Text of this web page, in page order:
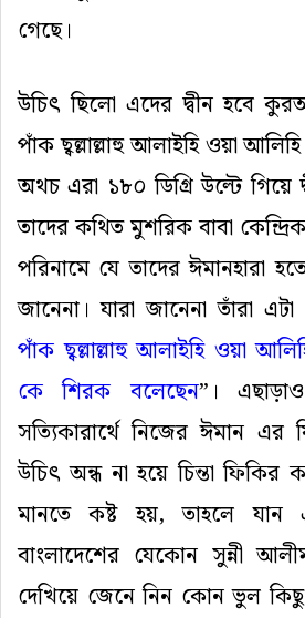
গেছে।
উচিৎ ছিলো এদের দ্বীন হবে
পাঁক ছ্বল্লাল্লাহু আলাইহি ওয়া
অথচ এরা ১৮০ ডিগ্রি উল্টে গিয়ে
তাদের কথিত মুশরিক বাবা
পরিনামে যে তাদের ঈমানহারা
জানেনা। যারা জানেনা তাঁরা
পাঁক ছ্বল্লাল্লাহু আলাইহি ওয়া
কে শিরক বলেছেন”।
সত্যিকারার্থে নিজের ঈমান
উচিৎ অন্ধ না হয়ে চিন্তা
মানতে কষ্ট হয়, তাহলে
বাংলাদেশের যেকোন সুন্নী
দেখিয়ে জেনে নিন কোন ভুল কিছু